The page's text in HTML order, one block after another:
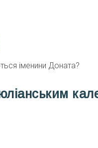
іменини Доната?